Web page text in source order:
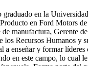
en la
en Ford Motors
manufactura, Gerente
Recursos Humanos y
enseñar y formar
en este campo, lo cual